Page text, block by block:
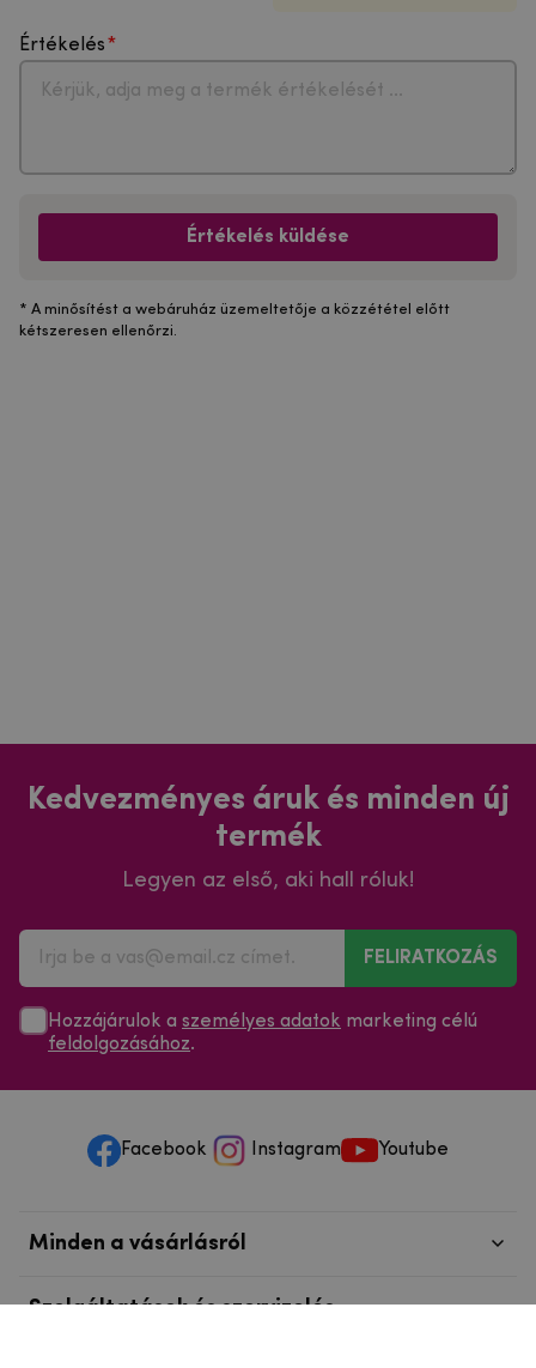
Értékelés
Értékelés küldése
* A minősítést a webáruház üzemeltetője a közzététel előtt
kétszeresen ellenőrzi.
Kedvezményes áruk és minden új
termék
Legyen az első, aki hall róluk!
FELIRATKOZÁS
Hozzájárulok a személyes adatok marketing célú
feldolgozásához.
Facebook Instagram Youtube
Minden a vásárlásról
Szolgáltatások és szervizelés